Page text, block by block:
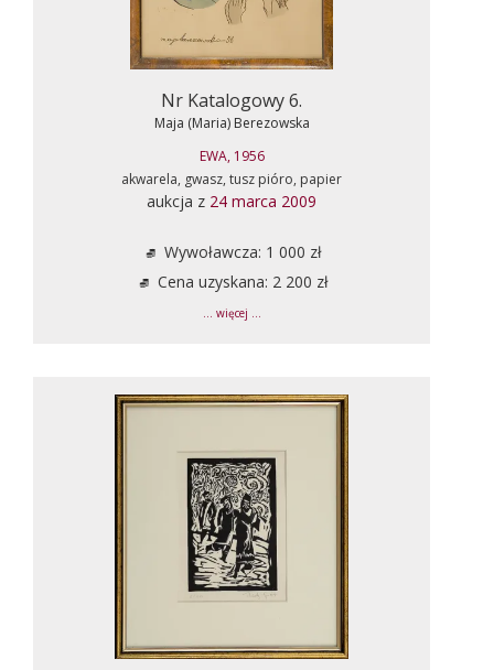
Nr Katalogowy 6.
Maja (Maria) Berezowska
EWA, 1956
akwarela, gwasz, tusz pióro, papier
aukcja z 24 marca 2009
Wywoławcza: 1 000 zł
Cena uzyskana: 2 200 zł
... więcej ...